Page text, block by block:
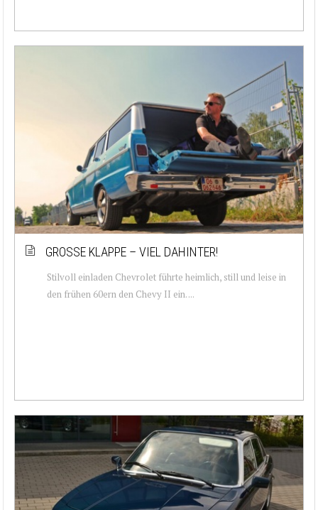
GROSSE KLAPPE – VIEL DAHINTER!
Stilvoll einladen Chevrolet führte heimlich, still und leise in
den frühen 60ern den Chevy II ein. ...